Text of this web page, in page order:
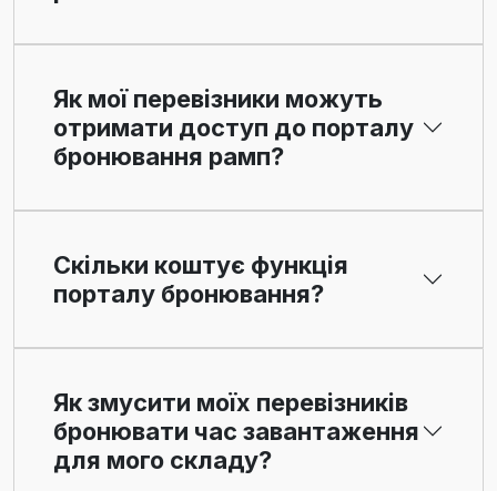
Як мої перевізники можуть
отримати доступ до порталу
бронювання рамп?
Скільки коштує функція
порталу бронювання?
Як змусити моїх перевізників
бронювати час завантаження
для мого складу?